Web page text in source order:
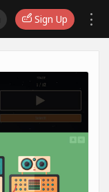
Sign Up